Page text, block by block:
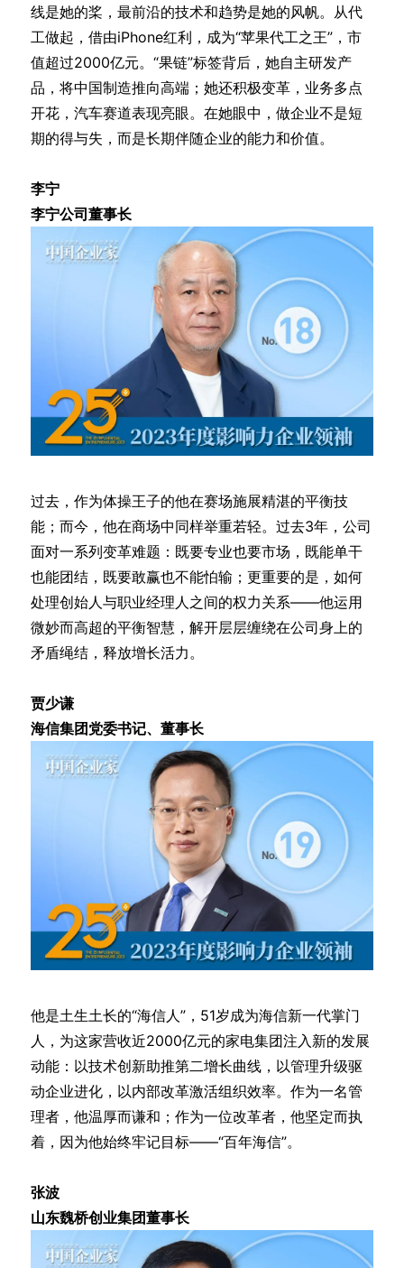
线是她的桨，最前沿的技术和趋势是她的风帆。从代
工做起，借由iPhone红利，成为“苹果代工之王”，市
值超过2000亿元。“果链”标签背后，她自主研发产
品，将中国制造推向高端；她还积极变革，业务多点
开花，汽车赛道表现亮眼。在她眼中，做企业不是短
期的得与失，而是长期伴随企业的能力和价值。
李宁
李宁公司董事长
过去，作为体操王子的他在赛场施展精湛的平衡技
能；而今，他在商场中同样举重若轻。过去3年，公司
面对一系列变革难题：既要专业也要市场，既能单干
也能团结，既要敢赢也不能怕输；更重要的是，如何
处理创始人与职业经理人之间的权力关系——他运用
微妙而高超的平衡智慧，解开层层缠绕在公司身上的
矛盾绳结，释放增长活力。
贾少谦
海信集团党委书记、董事长
他是土生土长的“海信人”，51岁成为海信新一代掌门
人，为这家营收近2000亿元的家电集团注入新的发展
动能：以技术创新助推第二增长曲线，以管理升级驱
动企业进化，以内部改革激活组织效率。作为一名管
理者，他温厚而谦和；作为一位改革者，他坚定而执
着，因为他始终牢记目标——“百年海信”。
张波
山东魏桥创业集团董事长